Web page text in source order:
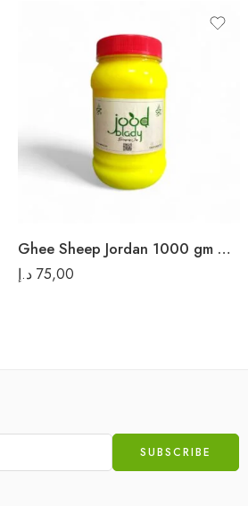
Ghee Sheep Jordan 1000 gm سمن غنم بلدي الكرك
75,00 د.إ